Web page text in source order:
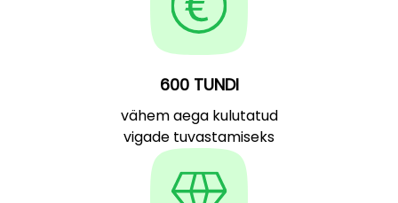
600 TUNDI
vähem aega kulutatud
vigade tuvastamiseks